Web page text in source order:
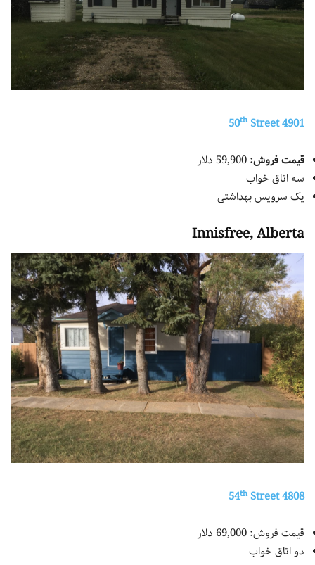
4901 50
thStreet
قیمت فروش:
سه اتاق خواب
یک سرویس بهداشتی
Innisfree, Alberta
4808 54
thStreet
قیمت فروش: 69,000 دلار
دو اتاق خواب